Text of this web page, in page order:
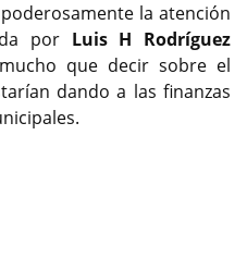
la atención
por Luis H Rodríguez
que decir sobre el
dando a las finanzas